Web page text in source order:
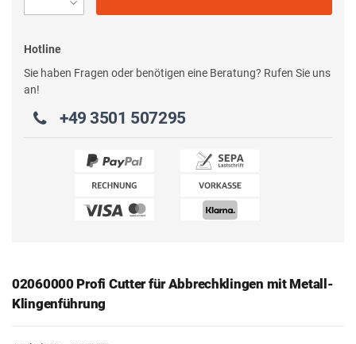
Hotline
Sie haben Fragen oder benötigen eine Beratung? Rufen Sie uns
an!
+49 3501 507295
02060000 Profi Cutter für Abbrechklingen mit Metall-
Klingenführung